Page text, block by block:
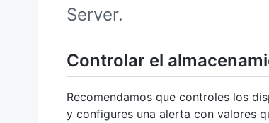
Server.
Controlar el
Recomendamos que controles los
y configures una alerta con valores